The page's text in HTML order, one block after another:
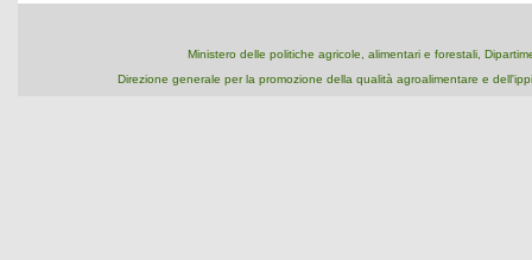
Ministero delle politiche agricole, alimentari e forestali,
Direzione generale per la promozione della qualità agroalimentare e